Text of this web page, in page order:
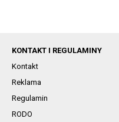
KONTAKT I REGULAMINY
Kontakt
Reklama
Regulamin
RODO